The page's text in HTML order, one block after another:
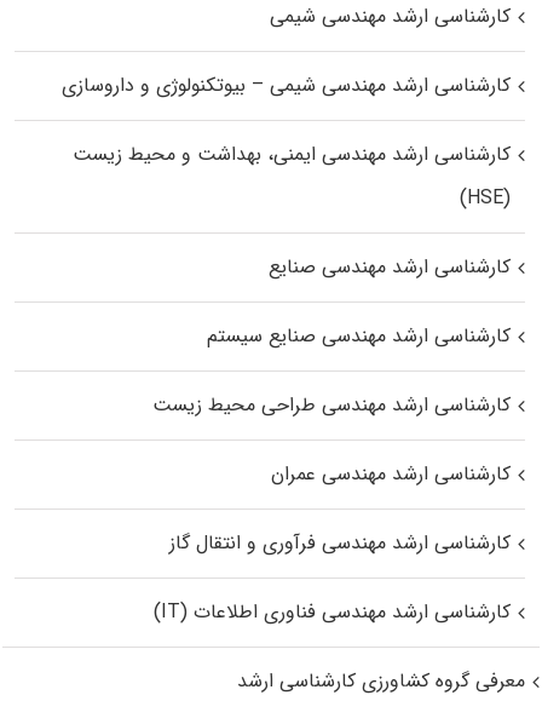
کارشناسی ارشد مهندسی شیمی
کارشناسی ارشد مهندسی شیمی – بیوتکنولوژی و داروسازی
کارشناسی ارشد مهندسی ایمنی، بهداشت و محیط زیست
(HSE)
کارشناسی ارشد مهندسی صنایع
کارشناسی ارشد مهندسی صنایع سیستم
کارشناسی ارشد مهندسی طراحی محیط زیست
کارشناسی ارشد مهندسی عمران
کارشناسی ارشد مهندسی فرآوری و انتقال گاز
کارشناسی ارشد مهندسی فناوری اطلاعات (IT)
معرفی گروه کشاورزی کارشناسی ارشد